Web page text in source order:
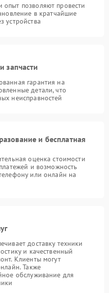
позволяют провести
в кратчайшие
устройства
запчасти
гарантия на
детали, что
неисправностей
и бесплатная
оценка стоимости
и возможность
или онлайн на
доставку техники
и качественный
Клиенты могут
Также
обслуживание для